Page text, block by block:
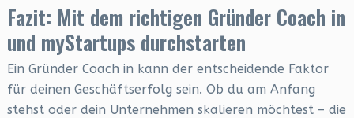
Fazit: Mit dem richtigen Gründer Coach in
und myStartups durchstarten
Ein Gründer Coach in kann der entscheidende Faktor
für deinen Geschäftserfolg sein. Ob du am Anfang
stehst oder dein Unternehmen skalieren möchtest – die